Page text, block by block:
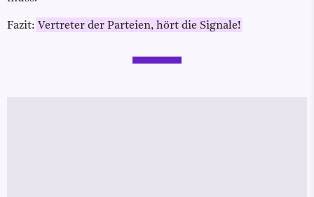
Fazit: Vertreter der Parteien, hört die Signale!